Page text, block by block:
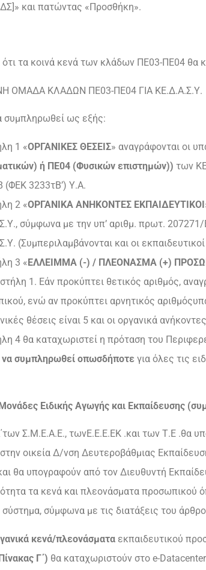
και πατώντας «Προσθήκη».
ότι τα κοινά κενά των κλάδων ΠΕ03-ΠΕ04 θα
ΟΜΑΔΑ ΚΛΑΔΩΝ ΠΕ03-ΠΕ04 ΓΙΑ ΚΕ.Δ.Α.Σ.Υ.
συμπληρωθεί ως εξής:
1 «ΟΡΓΑΝΙΚΕΣ ΘΕΣΕΙΣ» αναγράφονται οι
ή ΠΕ04 (Φυσικών επιστημών)) των
(ΦΕΚ 3233τΒ’) Υ.Α.
2 «ΟΡΓΑΝΙΚΑ ΑΝΗΚΟΝΤΕΣ ΕΚΠΑΙΔΕΥΤΙΚΟΙ
σύμφωνα με την υπ’ αριθμ. πρωτ.
(Συμπεριλαμβάνονται και οι
3 «ΕΛΛΕΙΜΜΑ (-) / ΠΛΕΟΝΑΣΜΑ (+)
1. Εάν προκύπτει θετικός αριθμός,
ενώ αν προκύπτει αρνητικός
θέσεις είναι 5 και οι οργανικά
4 θα καταχωριστεί η πρόταση του
να συμπληρωθεί οπωσδήποτε για όλες τις
Ειδικής Αγωγής και Εκπαίδευσης
Σ.Μ.Ε.Α.Ε., τωνΕ.Ε.Ε.ΕΚ .και των Τ.Ε .θα
οικεία Δ/νση Δευτεροβάθμιας
θα υπογραφούν από τον Διευθυντή
τα κενά και πλεονάσματα
σύστημα, σύμφωνα με τις διατάξεις του
κενά/πλεονάσματα εκπαιδευτικού
Γ΄) θα καταχωριστούν στο e-Datacenter